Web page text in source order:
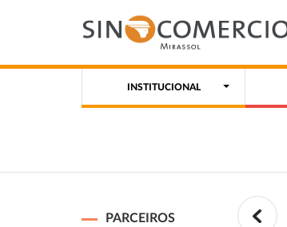
INSTITUCIONAL
PARCEIROS